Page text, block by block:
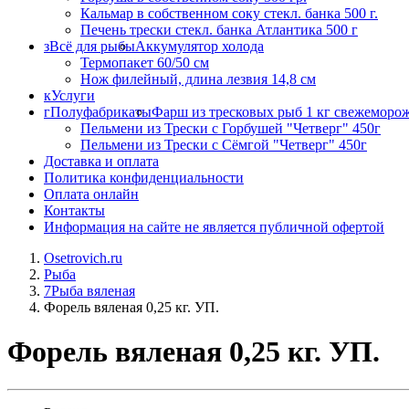
Кальмар в собственном соку стекл. банка 500 г.
Печень трески стекл. банка Атлантика 500 г
зВсё для рыбыАккумулятор холода
Термопакет 60/50 см
Нож филейный, длина лезвия 14,8 см
кУслуги
гПолуфабрикатыФарш из тресковых рыб 1 кг
Пельмени из Трески с Горбушей "Четверг" 450г
Пельмени из Трески с Сёмгой "Четверг" 450г
Доставка и оплата
Политика конфиденциальности
Оплата онлайн
Контакты
Информация на сайте не является публичной офертой
Osetrovich.ru
Рыба
7Рыба вяленая
Форель вяленая 0,25 кг. УП.
Форель вяленая 0,25 кг. УП.